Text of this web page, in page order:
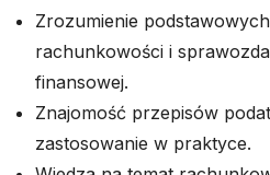
Zrozumienie
rachunkowości i
finansowej.
Znajomość przepisów
zastosowanie w praktyce.